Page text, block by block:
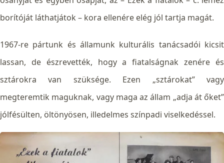
borítóját láthatjátok – kora ellenére elég jól tartja magát.
1967-re pártunk és államunk kulturális tanácsadói kicsit
lassan, de észrevették, hogy a fiatalságnak zenére és
sztárokra van szüksége. Ezen „sztárokat” vagy
megteremtik maguknak, vagy maga az állam „adja át őket”
jólfésülten, öltönyösen, illedelmes színpadi viselkedéssel.